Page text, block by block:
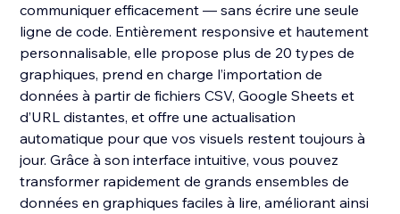
communiquer efficacement — sans écrire une seule
ligne de code. Entièrement responsive et hautement
personnalisable, elle propose plus de 20 types de
graphiques, prend en charge l’importation de
données à partir de fichiers CSV, Google Sheets et
d’URL distantes, et offre une actualisation
automatique pour que vos visuels restent toujours à
jour. Grâce à son interface intuitive, vous pouvez
transformer rapidement de grands ensembles de
données en graphiques faciles à lire, améliorant ainsi